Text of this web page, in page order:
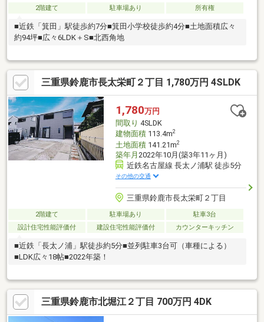
2階建て 駐車場あり 所有権
■近鉄「箕田」駅徒歩約7分■箕田小学校徒歩約4分■土地面積広々
約94坪■広々6LDK＋S■北西角地
三重県鈴鹿市長太栄町２丁目 1,780万円 4SLDK
1,780万円
間取り 4SLDK
建物面積113.4m2
土地面積141.21m2
築年月 2022年10月(築3年11ヶ月)
近鉄名古屋線 長太ノ浦駅 徒歩5分
その他の交通
三重県鈴鹿市長太栄町２丁目
2階建て 駐車場あり
駐車3台
設計住宅性能評価付
建設住宅性能評価付 カウンターキッチン
■近鉄「長太ノ浦」駅徒歩約5分■並列駐車3台可（車種による）
■LDK広々18帖■2022年築！
三重県鈴鹿市北堀江２丁目 700万円 4DK